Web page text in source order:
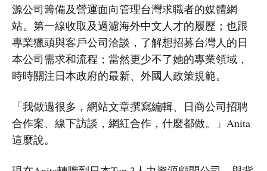
源公司籌備及營運面向管理台灣求職者的媒體網
站。第一線收取及過濾海外中文人才的履歷；也跟
專業獵頭與客戶公司洽談，了解想招募台灣人的日
本公司需求和流程；當然更少不了她的專業領域，
時時關注日本政府的最新、外國人政策規範。
「我做過很多，網站文章撰寫編輯、日商公司招聘
合作案、線下訪談，網紅合作，什麼都做。」Anita
這麼說。